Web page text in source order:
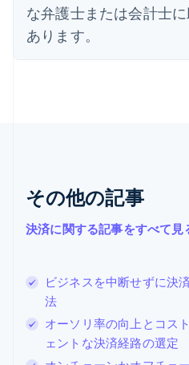
な弁護士または会計士
あります。
その他の記事
決済に関する記事をすべて見
ビジネスを中断せずに決
法
オーソリ率の向上とコス
ェントな決済経路の選定
English
オーストリア
DeutschEnglish
オランダ
クロアチア
English Italiano
ジブラルタル
English 简体中文
スイス
Deutsch
スウェーデン
SvenskaEnglish